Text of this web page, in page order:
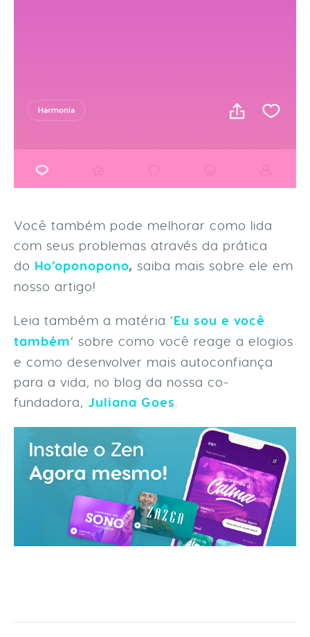
Você também pode melhorar como lida
com seus problemas através da prática
do Ho’oponopono, saiba mais sobre ele em
nosso artigo!
Leia também a matéria ‘Eu sou e você
também‘ sobre como você reage a elogios
e como desenvolver mais autoconfiança
para a vida, no blog da nossa co-
fundadora, Juliana Goes.